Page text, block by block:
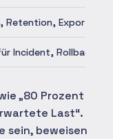
Retention, Export-/
Incident, Rollback,
„80 Prozent
Last“.
sein, beweisen